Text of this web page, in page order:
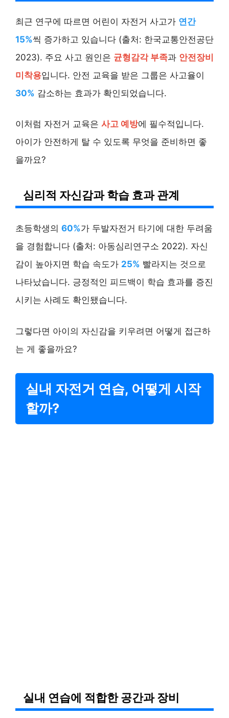
최근 연구에 따르면 어린이 자전거 사고가 연간
15%씩 증가하고 있습니다 (출처: 한국교통안전공단
2023). 주요 사고 원인은 균형감각 부족과 안전장비
미착용입니다. 안전 교육을 받은 그룹은 사고율이
30% 감소하는 효과가 확인되었습니다.
이처럼 자전거 교육은 사고 예방에 필수적입니다.
아이가 안전하게 탈 수 있도록 무엇을 준비하면 좋
을까요?
심리적 자신감과 학습 효과 관계
초등학생의 60%가 두발자전거 타기에 대한 두려움
을 경험합니다 (출처: 아동심리연구소 2022). 자신
감이 높아지면 학습 속도가 25% 빨라지는 것으로
나타났습니다. 긍정적인 피드백이 학습 효과를 증진
시키는 사례도 확인됐습니다.
그렇다면 아이의 자신감을 키우려면 어떻게 접근하
는 게 좋을까요?
실내 자전거 연습, 어떻게 시작
할까?
실내 연습에 적합한 공간과 장비